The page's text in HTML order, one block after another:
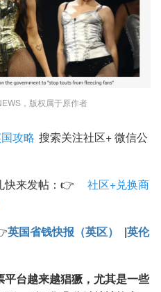
，版权属于原作者
攻略 搜索关注社区+ 微信公
快来发帖：👉
社区+兑换商
英国省钱快报（英区） |英伦
台越来越猖獗，尤其是一些